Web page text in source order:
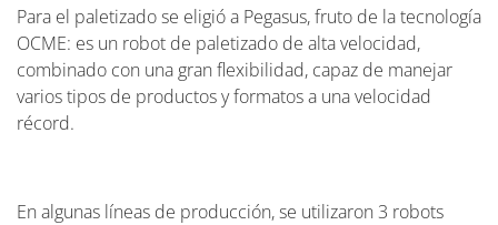
Para el paletizado se eligió a Pegasus, fruto de la tecnología
OCME: es un robot de paletizado de alta velocidad,
combinado con una gran flexibilidad, capaz de manejar
varios tipos de productos y formatos a una velocidad
récord.
En algunas líneas de producción, se utilizaron 3 robots